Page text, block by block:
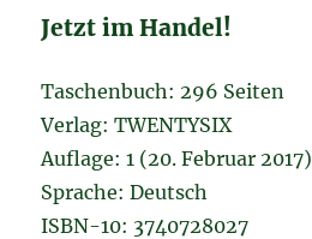
Jetzt im Handel!
Taschenbuch: 296 Seiten
Verlag: TWENTYSIX
Auflage: 1 (20. Februar 2017)
Sprache: Deutsch
ISBN-10: 3740728027